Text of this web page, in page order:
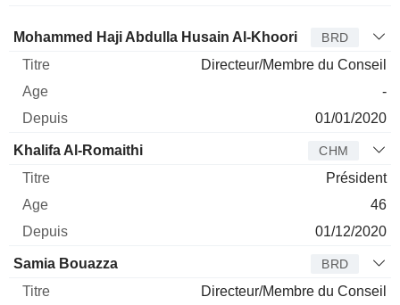
Administrateur Titre Age Depuis
Mohammed Haji Abdulla Husain Al-Khoori BRD
Directeur/Membre du Conseil
-
01/01/2020
Khalifa Al-Romaithi CHM
Président
46
01/12/2020
Samia Bouazza BRD
Directeur/Membre du Conseil